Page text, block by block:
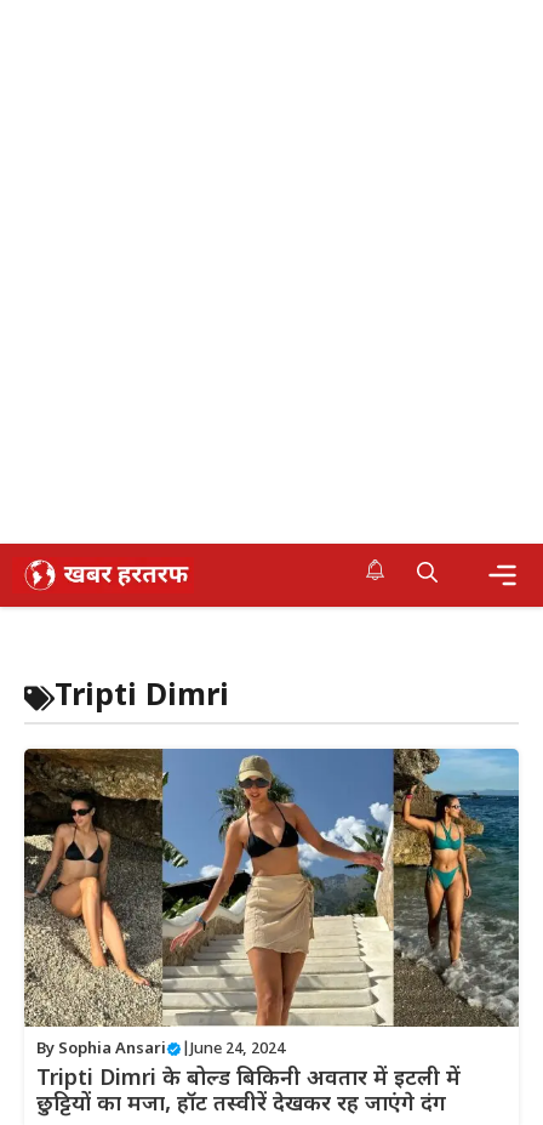
Skip
Tripti Dimri
By Sophia Ansari June 24, 2024
Tripti Dimri के बोल्ड बिकिनी अवतार में इटली में
छुट्टियों का मजा, हॉट तस्वीरें देखकर रह जाएंगे दंग